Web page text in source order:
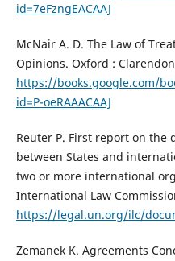
id=7eFzngEACAAJ
McNair A. D. The Law of
Opinions. Oxford :
https://books.google.com/
id=P-oeRAAACAAJ
Reuter P. First report on the
between States and
two or more international
International Law
https://legal.un.org/ilc/
Zemanek K. Agreements